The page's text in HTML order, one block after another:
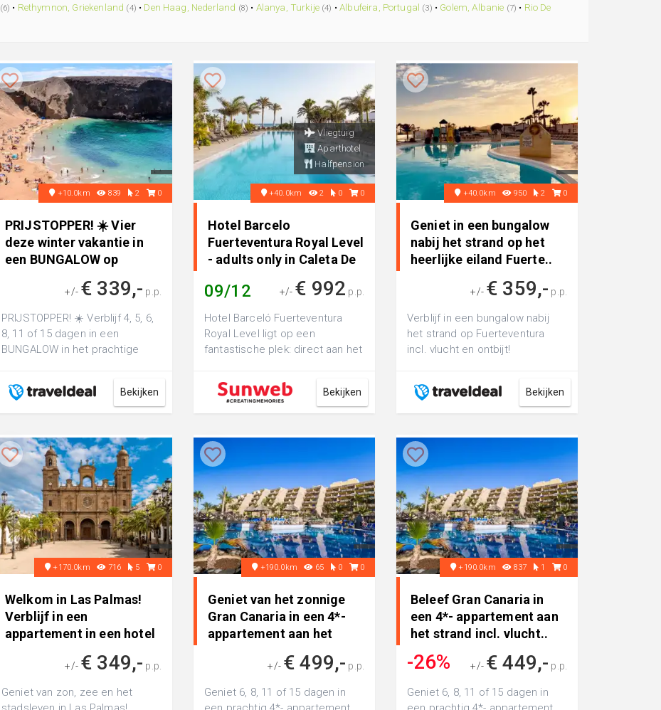
(6) • Rethymnon, Griekenland (4) • Den Haag, Nederland (8) • Alanya, Turkije (4) •Albufeira, Portugal (3) • Golem, Albanie (7) • Rio De
+10.0km 839 2 0
PRIJSTOPPER! ☀️ Vier
deze winter vakantie in
een BUNGALOW op
+/- € 339,- p.p.
PRIJSTOPPER! ☀️ Verblijf 4, 5, 6,
8, 11 of 15 dagen in een
BUNGALOW in het prachtige
Bekijken
Vliegtuig
Aparthotel
Halfpension
+40.0km 2 0 0
Hotel Barcelo
Fuerteventura Royal Level
- adults only in Caleta De
09/12 +/- € 992 p.p.
Hotel Barceló Fuerteventura
Royal Level ligt op een
fantastische plek: direct aan het
Bekijken
+40.0km 950 2 0
Geniet in een bungalow
nabij het strand op het
heerlijke eiland Fuerte..
+/- € 359,- p.p.
Verblijf in een bungalow nabij
het strand op Fuerteventura
incl. vlucht en ontbijt!
Bekijken
+170.0km 716 5 0
Welkom in Las Palmas!
Verblijf in een
appartement in een hotel
+/- € 349,- p.p.
Geniet van zon, zee en het
+190.0km 65 0 0
Geniet van het zonnige
Gran Canaria in een 4*-
appartement aan het
+/- € 499,- p.p.
Geniet 6, 8, 11 of 15 dagen in
+190.0km 837 1 0
Beleef Gran Canaria in
een 4*- appartement aan
het strand incl. vlucht..
-26% +/- € 449,- p.p.
Geniet 6, 8, 11 of 15 dagen in